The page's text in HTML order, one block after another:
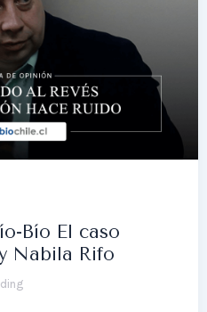
Bío El caso
Nabila Rifo